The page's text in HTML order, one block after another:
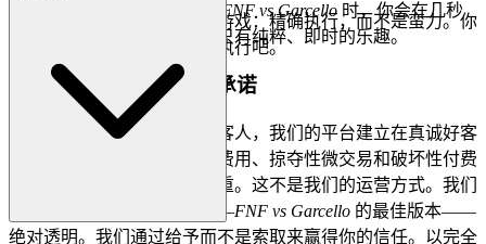
以指挥家的心态进行每一次游戏：精确执行，而不是蛮力。你
的得分反映了你的纪律。去执行吧。
FNF vs Garcello 时，你会在几秒
钟内进入游戏。没有摩擦，只有纯粹、即时的乐趣。
2. 真诚的乐趣：零压力承诺
我们视我们的玩家为尊贵的客人，我们的平台建立在真诚好客
的原则之上。我们理解隐藏费用、掠夺性微交易和破坏性付费
墙带来的烦恼和固有的不尊重。这不是我们的运营方式。我们
提供世界一流的游戏体验——FNF vs Garcello 的最佳版本——
绝对透明。我们通过给予而不是索取来赢得你的信任。以完全